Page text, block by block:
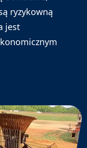
ryzykowną
jest